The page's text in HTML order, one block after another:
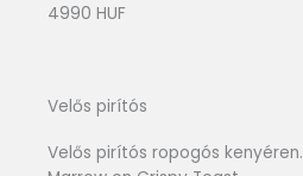
4990 HUF
Velős pirítós
Velős pirítós ropogós kenyéren.